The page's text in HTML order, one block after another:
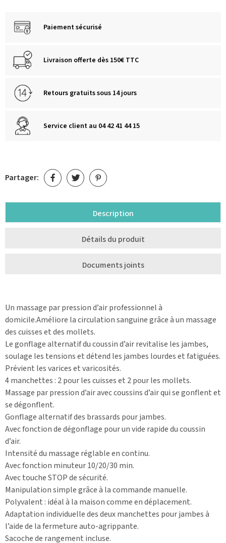
Paiement sécurisé
Livraison offerte dès 150€ TTC
Retours gratuits sous 14 jours
Service client au 04 42 41 44 15
Partager:
Description
Détails du produit
Documents joints
Un massage par pression d’air professionnel à
domicile.Améliore la circulation sanguine grâce à un massage
des cuisses et des mollets.
Le gonflage alternatif du coussin d’air revitalise les jambes,
soulage les tensions et détend les jambes lourdes et fatiguées.
Prévient les varices et varicosités.
4 manchettes : 2 pour les cuisses et 2 pour les mollets.
Massage par pression d’air avec coussins d’air qui se gonflent et
se dégonflent.
Gonflage alternatif des brassards pour jambes.
Avec fonction de dégonflage pour un vide rapide du coussin
d’air.
Intensité du massage réglable en continu.
Avec fonction minuteur 10/20/30 min.
Avec touche STOP de sécurité.
Manipulation simple grâce à la commande manuelle.
Polyvalent : idéal à la maison comme en déplacement.
Adaptation individuelle des deux manchettes pour jambes à
l’aide de la fermeture auto-agrippante.
Sacoche de rangement incluse.